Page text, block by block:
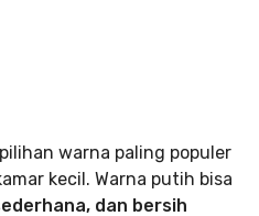
warna paling populer
kecil. Warna putih bisa
dan bersih